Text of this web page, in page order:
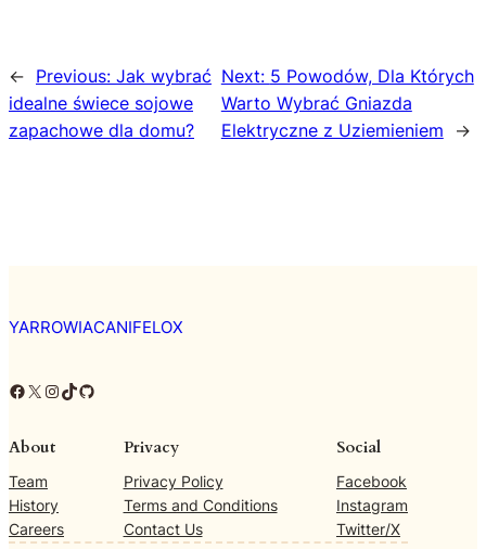
← Previous: Jak wybrać
idealne świece sojowe
zapachowe dla domu?
Next: 5 Powodów, Dla Których
Warto Wybrać Gniazda
Elektryczne z Uziemieniem
→
YARROWIACANIFELOX
Facebook X Instagram TikTok GitHub
About
Team
History
Careers
Privacy
Privacy Policy
Terms and Conditions
Contact Us
Social
Facebook
Instagram
Twitter/X